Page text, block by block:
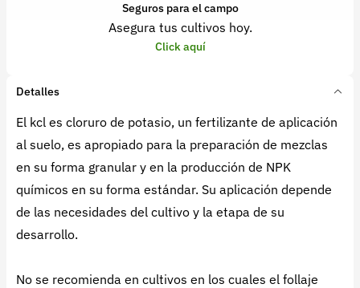
Seguros para el campo
Asegura tus cultivos hoy.
Click aquí
Detalles
El kcl es cloruro de potasio, un fertilizante de aplicación
al suelo, es apropiado para la preparación de mezclas
en su forma granular y en la producción de NPK
químicos en su forma estándar. Su aplicación depende
de las necesidades del cultivo y la etapa de su
desarrollo.
No se recomienda en cultivos en los cuales el follaje